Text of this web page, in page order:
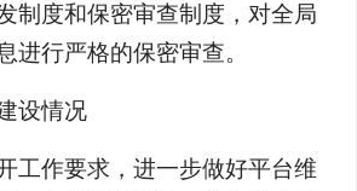
制度和保密审查制度，对全局
进行严格的保密审查。
设情况
工作要求，进一步做好平台维